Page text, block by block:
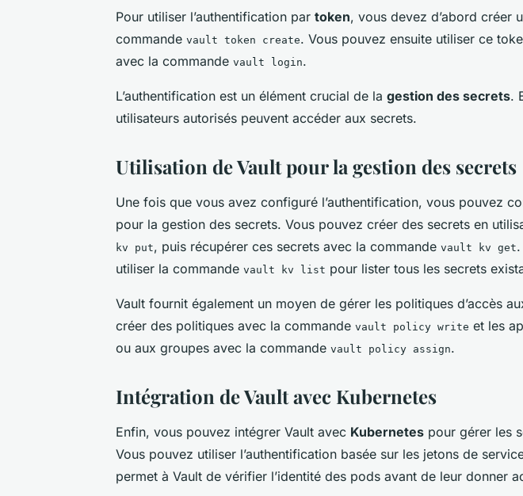
Pour utiliser l’authentification par token, vous devez d’abord créer
commande vault token create. Vous pouvez ensuite utiliser ce
avec la commande vault login.
L’authentification est un élément crucial de la gestion des secrets.
utilisateurs autorisés peuvent accéder aux secrets.
Utilisation de Vault pour la gestion des secrets
Une fois que vous avez configuré l’authentification, vous pouvez
pour la gestion des secrets. Vous pouvez créer des secrets en
kv put, puis récupérer ces secrets avec la commande vault kv get
utiliser la commande vault kv list pour lister tous les secrets
Vault fournit également un moyen de gérer les politiques d’accès
créer des politiques avec la commande vault policy write et les
ou aux groupes avec la commande vault policy assign.
Intégration de Vault avec Kubernetes
Enfin, vous pouvez intégrer Vault avec Kubernetes pour gérer les
Vous pouvez utiliser l’authentification basée sur les jetons de
permet à Vault de vérifier l’identité des pods avant de leur donner